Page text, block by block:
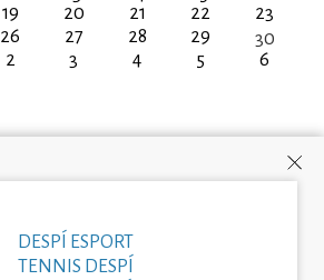
19 20 21 22
23
26 27 28 29
30
2 3 4 5 6
DESPÍ ESPORT
TENNIS DESPÍ